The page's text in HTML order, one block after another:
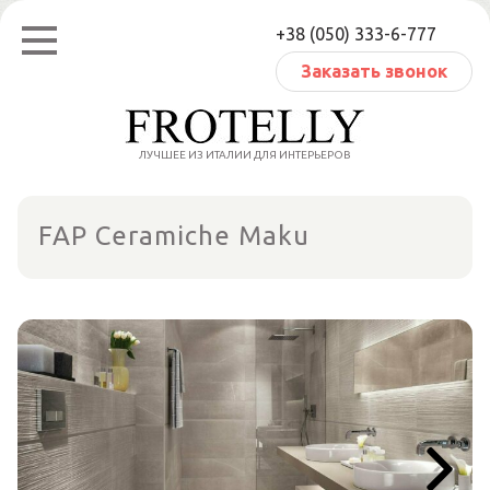
Перейти
содержанию
+38 (050) 333-6-777
Заказать звонок
ЛУЧШЕЕ ИЗ ИТАЛИИ ДЛЯ ИНТЕРЬЕРОВ
FAP Ceramiche Maku